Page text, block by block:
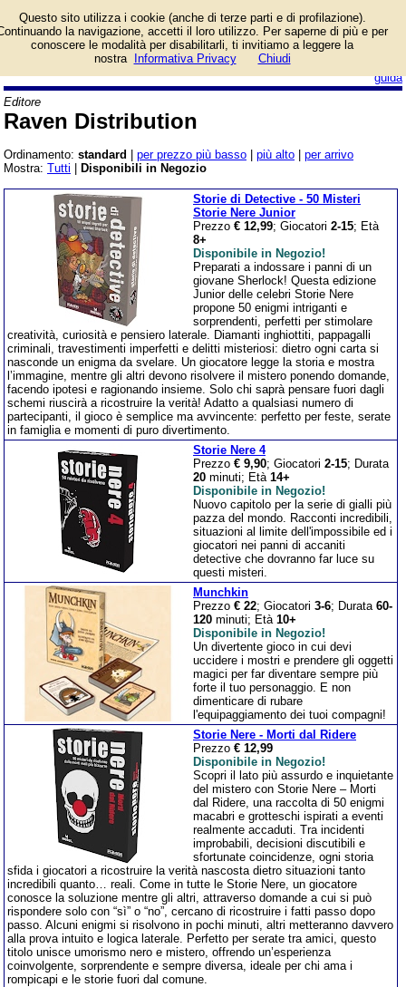
guida
Catalogo prodotti Raven
Distribution con
informazioni e prezzi.
Giochi da Tavolo in vendita.
Editore
Raven Distribution
Ordinamento: standard per prezzo più basso più alto
per arrivo
Mostra: Tutti Disponibili in Negozio
Storie di Detective - 50 Misteri
Storie Nere Junior
Prezzo € 12,99; Giocatori 2-15; Età
8+
Disponibile in Negozio!
Preparati a indossare i panni di un
giovane Sherlock! Questa edizione
Junior delle celebri Storie Nere
propone 50 enigmi intriganti e
sorprendenti, perfetti per stimolare
creatività, curiosità e pensiero laterale. Diamanti inghiottiti, pappagalli
criminali, travestimenti imperfetti e delitti misteriosi: dietro ogni carta si
nasconde un enigma da svelare. Un giocatore legge la storia e mostra
l’immagine, mentre gli altri devono risolvere il mistero ponendo domande,
facendo ipotesi e ragionando insieme. Solo chi saprà pensare fuori dagli
schemi riuscirà a ricostruire la verità! Adatto a qualsiasi numero di
partecipanti, il gioco è semplice ma avvincente: perfetto per feste, serate
in famiglia e momenti di puro divertimento.
Storie Nere 4
Prezzo € 9,90; Giocatori 2-15; Durata
20 minuti; Età 14+
Disponibile in Negozio!
Nuovo capitolo per la serie di gialli più
pazza del mondo. Racconti incredibili,
situazioni al limite dell'impossibile ed i
giocatori nei panni di accaniti
detective che dovranno far luce su
questi misteri.
Munchkin
Prezzo € 22; Giocatori 3-6; Durata 60-
120 minuti; Età 10+
Disponibile in Negozio!
Un divertente gioco in cui devi
uccidere i mostri e prendere gli oggetti
magici per far diventare sempre più
forte il tuo personaggio. E non
dimenticare di rubare
l'equipaggiamento dei tuoi compagni!
Storie Nere - Morti dal Ridere
Prezzo € 12,99
Disponibile in Negozio!
Scopri il lato più assurdo e inquietante
del mistero con Storie Nere – Morti
dal Ridere, una raccolta di 50 enigmi
macabri e grotteschi ispirati a eventi
realmente accaduti. Tra incidenti
improbabili, decisioni discutibili e
sfortunate coincidenze, ogni storia
sfida i giocatori a ricostruire la verità nascosta dietro situazioni tanto
incredibili quanto… reali. Come in tutte le Storie Nere, un giocatore
conosce la soluzione mentre gli altri, attraverso domande a cui si può
rispondere solo con “sì” o “no”, cercano di ricostruire i fatti passo dopo
passo. Alcuni enigmi si risolvono in pochi minuti, altri metteranno davvero
alla prova intuito e logica laterale. Perfetto per serate tra amici, questo
titolo unisce umorismo nero e mistero, offrendo un’esperienza
coinvolgente, sorprendente e sempre diversa, ideale per chi ama i
rompicapi e le storie fuori dal comune.
Questo sito utilizza i cookie (anche di terze parti e di profilazione).
la navigazione, accetti il loro utilizzo. Per saperne di più e per
conoscere le modalità per disabilitarli, ti invitiamo a leggere la
nostra
Informativa Privacy Chiudi